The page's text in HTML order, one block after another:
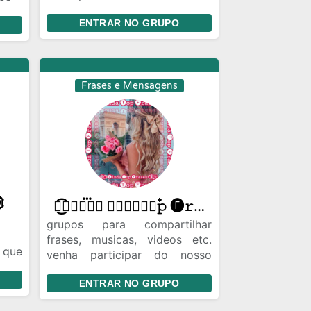
ENTRAR NO GRUPO
Frases e Mensagens
𑁍͜͡🅛𝚒𝚗፝𝚍𝚊 🅣𝚘፝⃩⃑⃐۫۫۫𝚙 🅕𝚛𝚊𝚜፝𝚎𝚜 🅞𝙵𝙲͜͡𑁍
grupos para compartilhar
frases, musicas, videos etc.
venha participar do nosso
que voce goste ou musicas.
entre e aproveite.
ENTRAR NO GRUPO